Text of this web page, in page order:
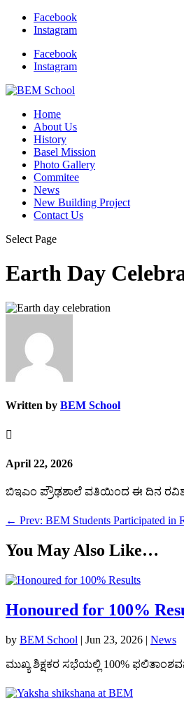
Facebook
Instagram
Facebook
Instagram
Home
About Us
History
Basel Mission
Photo Gallery
Commitee
News
New Building Project
Contact Us
Select Page
Earth Day
Written by BEM School

April 22, 2026
ಬಿಇಎಂ ಪ್ರೌಢಶಾಲೆ ವತಿಯಿಂದ ಈ ದಿನ
← Prev: BEM Students Participated in
You May Also Like…
Honoured for 100%
by BEM School | Jun 23, 2026 | News
ಮುಖ್ಯ ಶಿಕ್ಷಕರ ಸಭೆಯಲ್ಲಿ 100%